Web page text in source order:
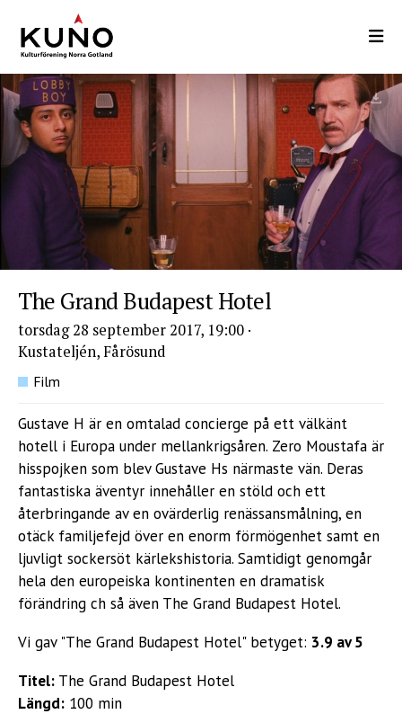
till
huvudinnehåll
The Grand Budapest Hotel
torsdag 28 september 2017, 19:00 ·
Kustateljén, Fårösund
Film
Gustave H är en omtalad concierge på ett välkänt
hotell i Europa under mellankrigsåren. Zero Moustafa är
hisspojken som blev Gustave Hs närmaste vän. Deras
fantastiska äventyr innehåller en stöld och ett
återbringande av en ovärderlig renässansmålning, en
otäck familjefejd över en enorm förmögenhet samt en
ljuvligt sockersöt kärlekshistoria. Samtidigt genomgår
hela den europeiska kontinenten en dramatisk
förändring ch så även The Grand Budapest Hotel.
Vi gav "The Grand Budapest Hotel" betyget: 3.9 av 5
Titel: The Grand Budapest Hotel
Längd: 100 min